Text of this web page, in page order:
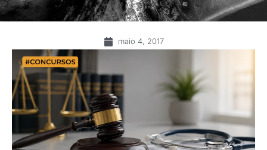
maio 4, 2017